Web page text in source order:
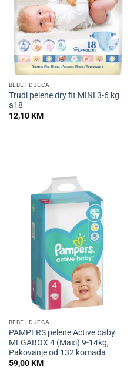
BEBE I DJECA
Trudi pelene dry fit MINI 3-6 kg
a18
12,10KM
BEBE I DJECA
PAMPERS pelene Active baby
MEGABOX 4 (Maxi) 9-14kg,
Pakovanje od 132 komada
59,00KM